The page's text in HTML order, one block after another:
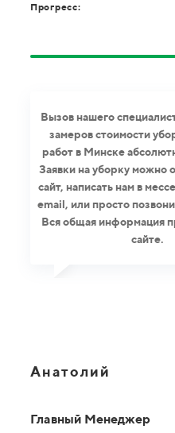
Прогресс:
Вызов нашего
замеров стоимости
работ в Минске
Заявки на уборку можно
сайт, написать нам в
email, или просто
Вся общая информация
сайте.
Анатолий
Главный Менеджер